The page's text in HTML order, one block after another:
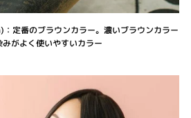
定番のブラウンカラー。濃いブラウンカラー
みがよく使いやすいカラー